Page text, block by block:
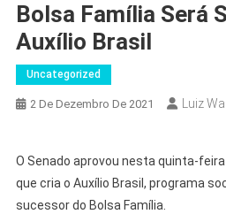
Bolsa Família Será
Auxílio Brasil
Uncategorized
2 De Dezembro De 2021 Luiz
O Senado aprovou nesta quinta-
que cria o Auxílio Brasil, programa
sucessor do Bolsa Família.